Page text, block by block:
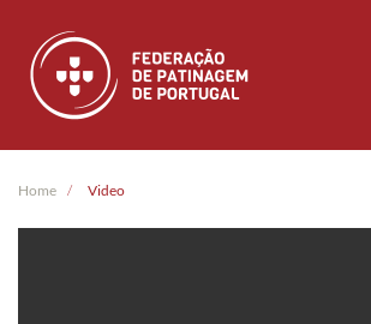
Skip to main content
Home Video